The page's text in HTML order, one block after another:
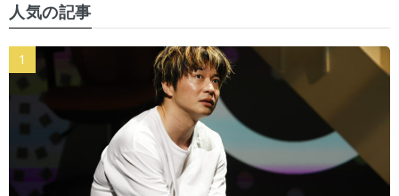
人気の記事